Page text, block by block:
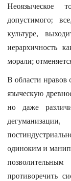
Неоязыческое
допустимого;
культуре,
иерархичность
морали;
В области нравов
языческую
но даже
одиноким и
противоречить